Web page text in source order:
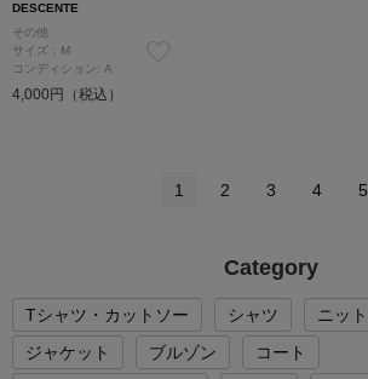
DESCENTE
その他
サイズ：M
コンディション: A
4,000円（税込）
1 2 3 4 5
Category
Tシャツ・カットソー シャツ ニット
ジャケット
ブルゾン
コート